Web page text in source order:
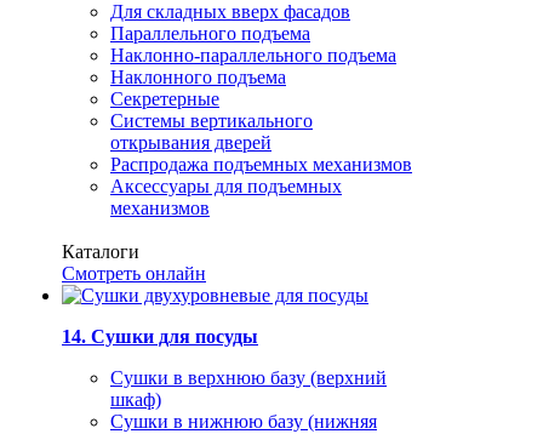
Для складных вверх фасадов
Параллельного подъема
Наклонно-параллельного подъема
Наклонного подъема
Секретерные
Системы вертикального
открывания дверей
Распродажа подъемных механизмов
Аксессуары для подъемных
механизмов
Каталоги
Смотреть онлайн
14. Сушки для посуды
Сушки в верхнюю базу (верхний
шкаф)
Сушки в нижнюю базу (нижняя